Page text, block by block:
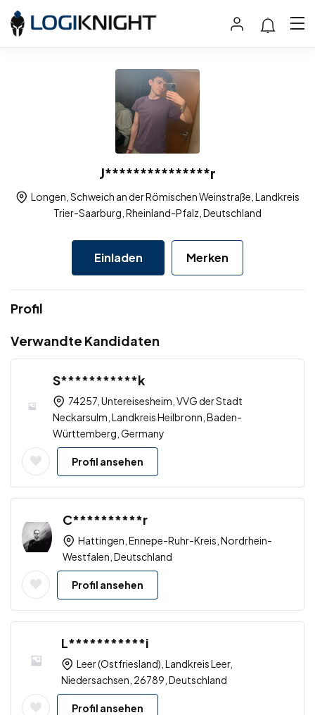
J***************r
Longen, Schweich an der Römischen Weinstraße, Landkreis
Trier-Saarburg, Rheinland-Pfalz, Deutschland
Einladen Merken
Profil
Verwandte Kandidaten
S***********k
74257, Untereisesheim, VVG der Stadt
Neckarsulm, Landkreis Heilbronn, Baden-
Württemberg, Germany
Profil ansehen
C**********r
Hattingen, Ennepe-Ruhr-Kreis, Nordrhein-
Westfalen, Deutschland
Profil ansehen
L***********i
Leer (Ostfriesland), Landkreis Leer,
Niedersachsen, 26789, Deutschland
Profil ansehen